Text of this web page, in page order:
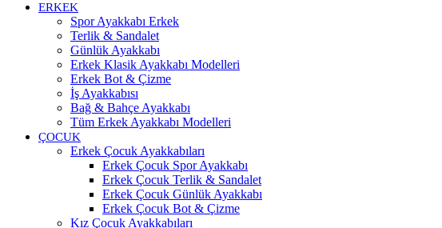
ERKEK
Spor Ayakkabı Erkek
Terlik & Sandalet
Günlük Ayakkabı
Erkek Klasik Ayakkabı Modelleri
Erkek Bot & Çizme
İş Ayakkabısı
Bağ & Bahçe Ayakkabı
Tüm Erkek Ayakkabı Modelleri
ÇOCUK
Erkek Çocuk Ayakkabıları
Erkek Çocuk Spor Ayakkabı
Erkek Çocuk Terlik & Sandalet
Erkek Çocuk Günlük Ayakkabı
Erkek Çocuk Bot & Çizme
Kız Çocuk Ayakkabıları